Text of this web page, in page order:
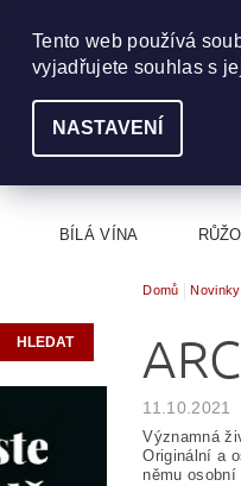
BÍLÁ VÍNA
ROZCESTNÍK VÍN
Domů Novinky
11.10.2021
Významná
Originální a
němu
Tento web používá
vyjadřujete souhlas s
NASTAVENÍ